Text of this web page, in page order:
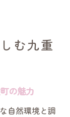
む九重
の魅力
自然環境と調